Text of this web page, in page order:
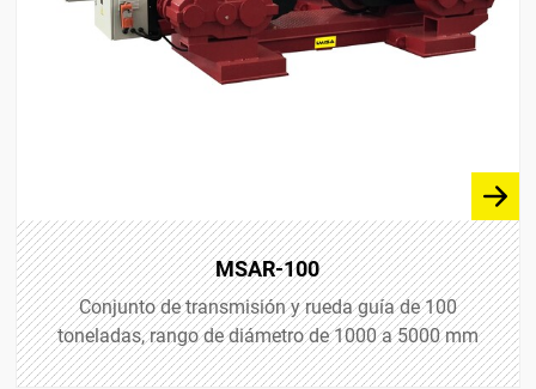
MSAR-100
Conjunto de transmisión y rueda guía de 100
toneladas, rango de diámetro de 1000 a 5000 mm